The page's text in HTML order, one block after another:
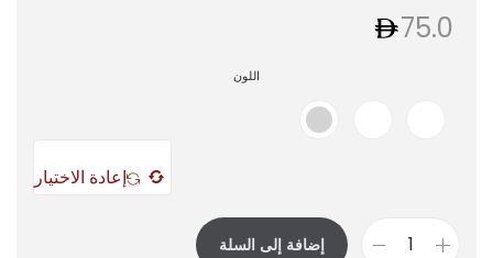
75.0
اللون
إعادة الاختيار
إضافة إلى السلة